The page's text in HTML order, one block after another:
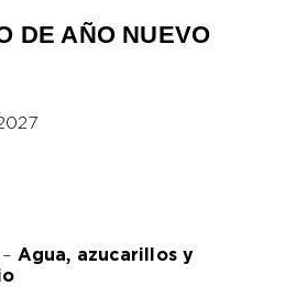
DE AÑO NUEVO
Agua, azucarillos y